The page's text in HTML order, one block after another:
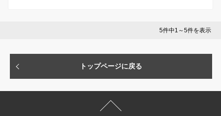
5件中1～5件を表示
トップページに戻る